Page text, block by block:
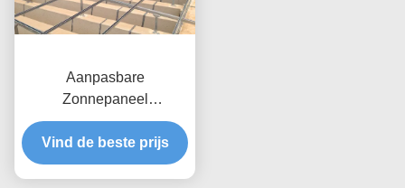
Aanpasbare
Zonnepaneel
Dakmontagesystemen
Gebaseerd Op
Paneelgrootte Winddruk
Vind de beste prijs